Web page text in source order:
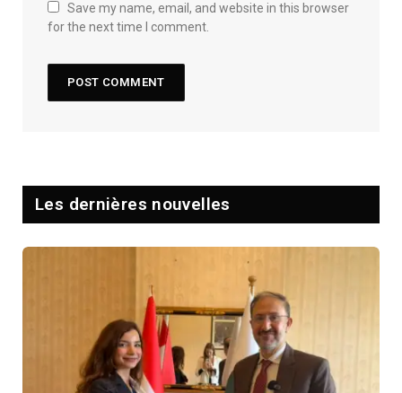
Save my name, email, and website in this browser
for the next time I comment.
Les dernières nouvelles